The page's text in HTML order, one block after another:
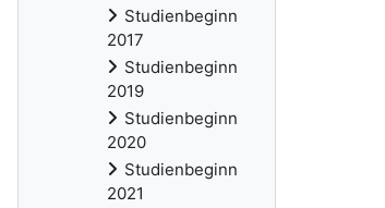
Studienbeginn
2017
Studienbeginn
2019
Studienbeginn
2020
Studienbeginn
2021